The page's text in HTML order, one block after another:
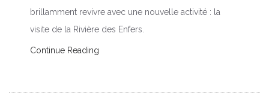
brillamment revivre avec une nouvelle activité : la
visite de la Rivière des Enfers.
Continue Reading